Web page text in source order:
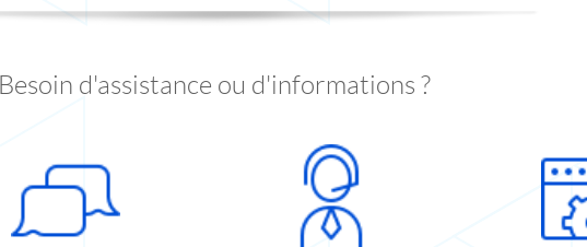
Besoin d'assistance ou d'informations ?